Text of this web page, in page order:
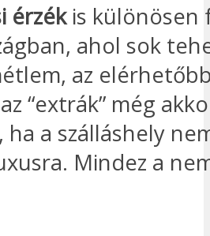
érzékis
ahol sok
az
“extrák” még
ha a szálláshely
Mindez a